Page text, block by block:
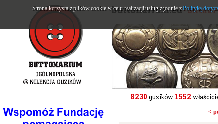
buttonarium.eu- Strona
8230 guzików 1552
<
Strona korzysta z plików cookie w celu realizacji usług zgodnie z Polityką